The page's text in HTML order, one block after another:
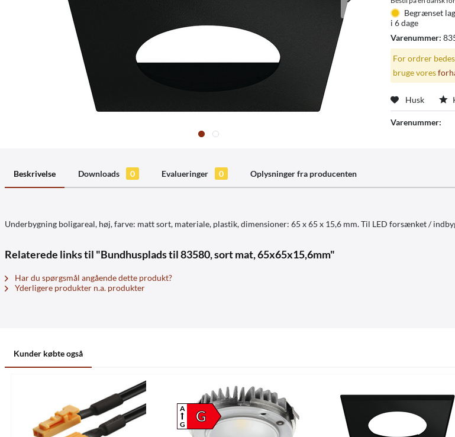
Begrænset
i 6 dage
Varenummer:
For ordrer
bruge vores
Husk
Varenummer:
Beskrivelse Downloads 0 Evalueringer 0 Oplysninger fra producenten
Underbygning boligareal, høj, farve: matt sort, materiale, plastik, dimensioner: 65 x 65 x 15,6 mm. Til LED forsænket /
Relaterede links til "Bundhusplads til 83580, sort mat, 65x65x15,6mm"
Har du spørgsmål angående dette produkt?
Yderligere produkter n.a. produkter
Kunder købte også
G
A
G